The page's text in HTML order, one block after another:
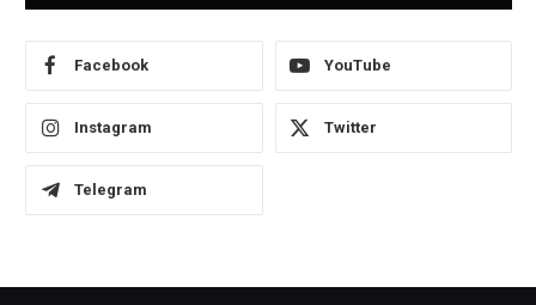
Facebook YouTube
Instagram Twitter
Telegram